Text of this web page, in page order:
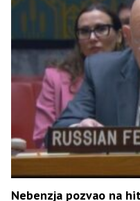
Nebenzja pozvao na